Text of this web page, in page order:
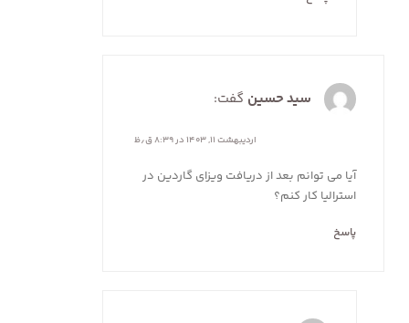
سید حسین گفت:
اردیبهشت ۱۱, ۱۴۰۳ در ۸:۳۹ ق٫ظ
آیا می توانم بعد از دریافت ویزای گاردین در
استرالیا کار کنم؟
پاسخ